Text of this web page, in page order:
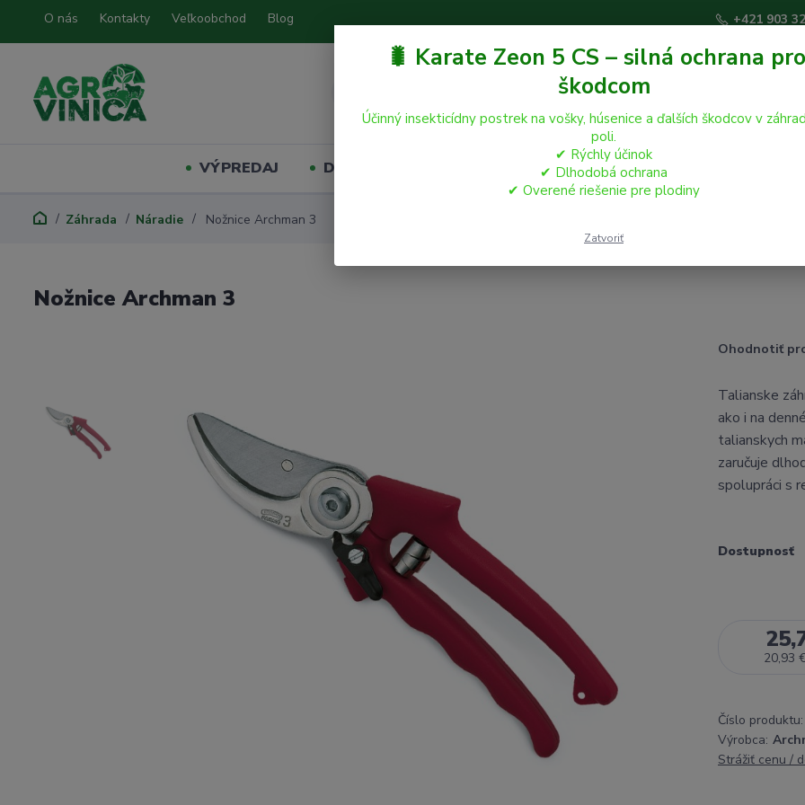
O nás Kontakty Veľkoobchod Blog +421 903
VÝPREDAJ Domáci miláčikovia Hospodárske zvieratá
Záhrada Náradie Nožnice Archman 3
Nožnice Archman 3
Ohodnotiť
Talianske
ako i na
talianskych
zaručuje
spolupráci s
Dostupnosť
20,93
Číslo produktu:
Výrobca:
Strážiť cenu /
🐛 Karate Zeon 5 CS – silná ochrana
škodcom
Účinný insekticídny postrek na vošky, húsenice a ďalších škodcov v
poli.
✔ Rýchly účinok
✔ Dlhodobá ochrana
✔ Overené riešenie pre plodiny
Zatvoriť